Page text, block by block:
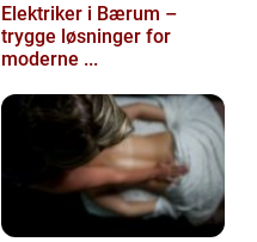
Elektriker i Bærum –
trygge løsninger for
moderne ...